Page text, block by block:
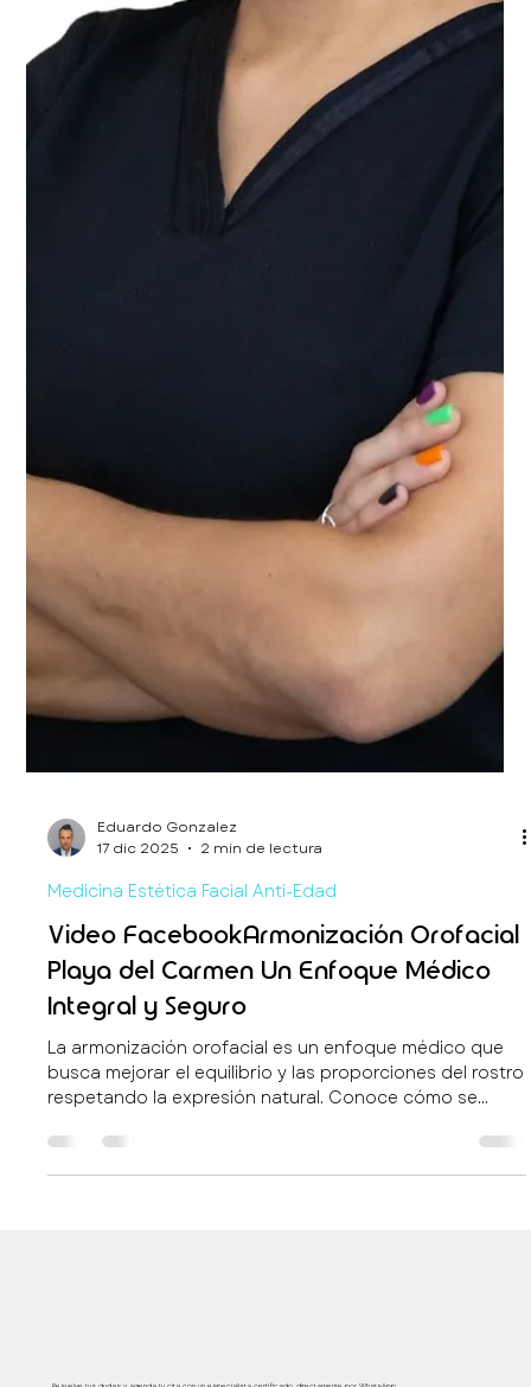
17 dic 2025
2 min de lectura
Medicina Estética Facial Anti-Edad
Video FacebookArmonización Orofacial
Playa del Carmen Un Enfoque Médico
Integral y Seguro
La armonización orofacial es un enfoque médico que
respetando la expresión natural. Conoce cómo se
realiza una valoración clínica segura en Playa del